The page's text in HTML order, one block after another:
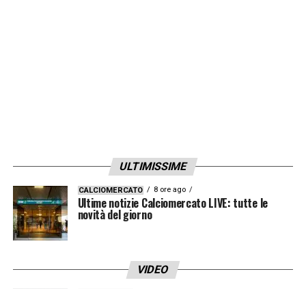
più presenze in Europa, è un orgoglio. Spero
di farne tante altre, così non mi superano. Il
mio focus è totale sulla Fiorentina».
IL MATRIMONIO DOPO IL CALCIO
matrimonio si occupa Lucia, la donna più
importante della mia vita. Ci sposiamo il 1°
ULTIMISSIME
CALCIOMERCATO 8 ore ago
Ultime notizie Calciomercato LIVE: tutte le
novità del giorno
VIDEO